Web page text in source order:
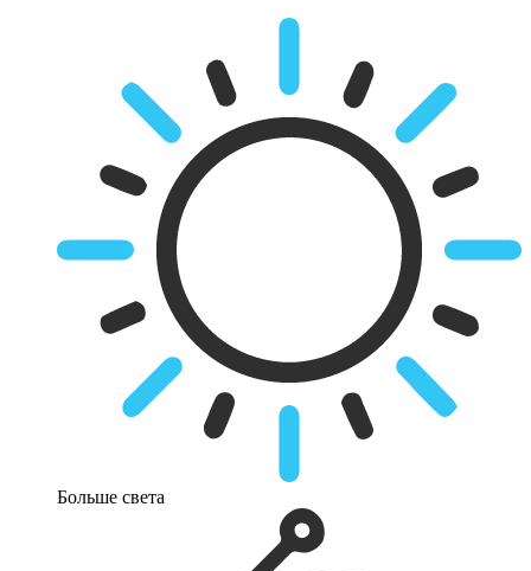
Больше света